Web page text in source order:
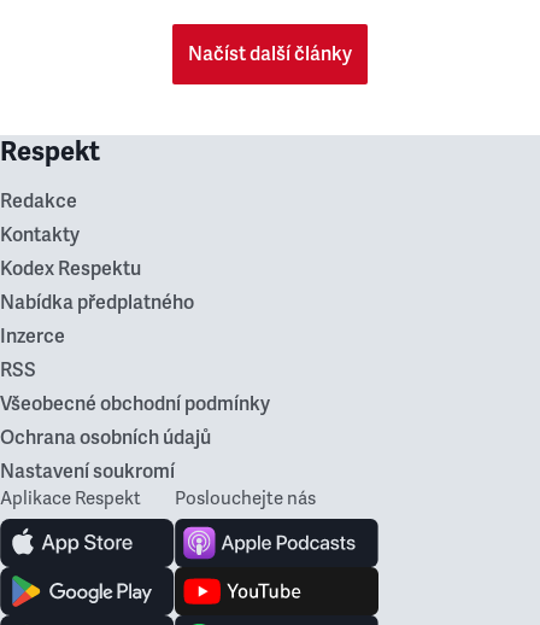
Načíst další články
Respekt
Redakce
Kontakty
Kodex Respektu
Nabídka předplatného
Inzerce
RSS
Všeobecné obchodní podmínky
Ochrana osobních údajů
Nastavení soukromí
Aplikace Respekt Poslouchejte nás